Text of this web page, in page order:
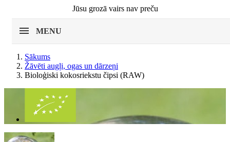
Jūsu grozā vairs nav preču
MENU
Sākums
Žāvēti augļi, ogas un dārzeņi
Bioloģiski kokosriekstu čipsi (RAW)